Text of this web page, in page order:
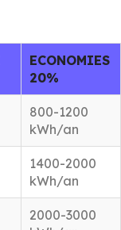
ECONOMIES
20%
800-1200
kWh/an
1400-2000
kWh/an
2000-3000